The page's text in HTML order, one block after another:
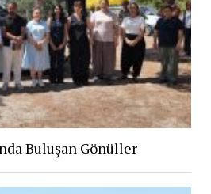
Buluşan Gönüller